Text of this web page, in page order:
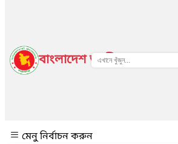
বাংলাদেশ জাতীয় তথ্য বাতায়ন
মেনু নির্বাচন করুন